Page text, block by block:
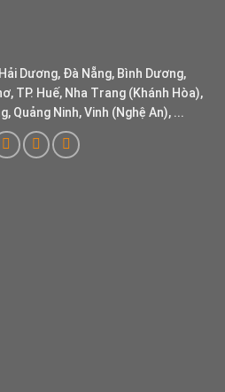
Dương, Đà Nẵng, Bình Dương,
TP. Huế, Nha Trang (Khánh Hòa),
Quảng Ninh, Vinh (Nghệ An), ...